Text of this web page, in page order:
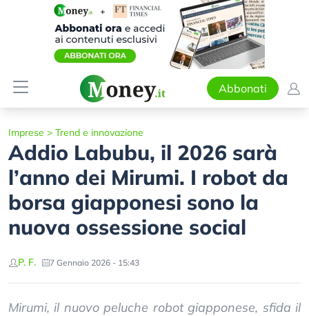
Abbonati
Imprese > Trend e innovazione
Addio Labubu, il 2026 sarà
l’anno dei Mirumi. I robot da
borsa giapponesi sono la
nuova ossessione social
P. F. 7 Gennaio 2026 - 15:43
Mirumi, il nuovo peluche robot giapponese, sfida il